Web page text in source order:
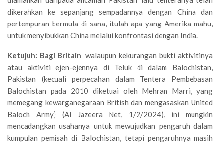
dikerahkan ke sepanjang sempadannya dengan China dan
pertempuran bermula di sana, itulah apa yang Amerika mahu,
untuk menyibukkan China melalui konfrontasi dengan India.
Ketujuh: Bagi Britain, walaupun kekurangan bukti aktivitinya
atau aktiviti ejen-ejennya di Teluk di dalam Balochistan,
Pakistan (kecuali perpecahan dalam Tentera Pembebasan
Balochistan pada 2010 diketuai oleh Mehran Marri, yang
memegang kewarganegaraan British dan mengasaskan United
Baloch Army) (Al Jazeera Net, 1/2/2024), ini mungkin
mencadangkan usahanya untuk mewujudkan pengaruh dalam
kumpulan pemisah di Balochistan, tetapi pengaruhnya masih